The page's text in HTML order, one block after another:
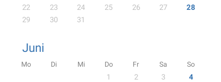
22
23 24 25 26 27
28
29
30 31
Juni
Mo Di Mi Do Fr Sa So
1 2 3
4